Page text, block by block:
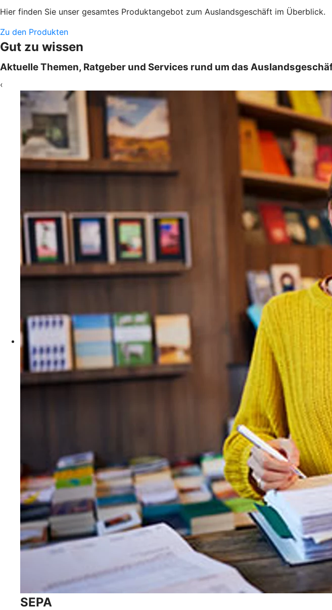
Hier finden Sie unser gesamtes Produktangebot zum Auslandsgeschäft im Überblick.
Zu den Produkten
Gut zu wissen
Aktuelle Themen, Ratgeber und Services rund um das
‹
SEPA